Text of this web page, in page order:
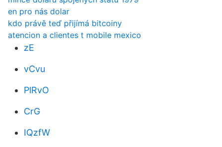
en pro nás dolar
kdo právě teď přijímá bitcoiny
atencion a clientes t mobile mexico
zE
vCvu
PlRvO
CrG
IQzfW